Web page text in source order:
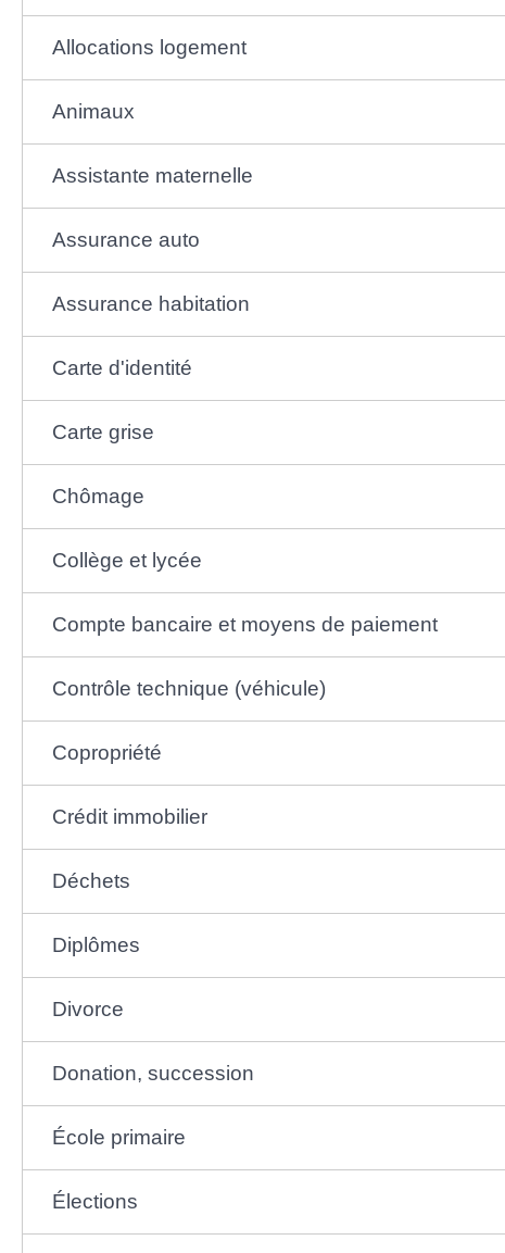
Allocations logement
Animaux
Assistante maternelle
Assurance auto
Assurance habitation
Carte d'identité
Carte grise
Chômage
Collège et lycée
Compte bancaire et moyens de paiement
Contrôle technique (véhicule)
Copropriété
Crédit immobilier
Déchets
Diplômes
Divorce
Donation, succession
École primaire
Élections